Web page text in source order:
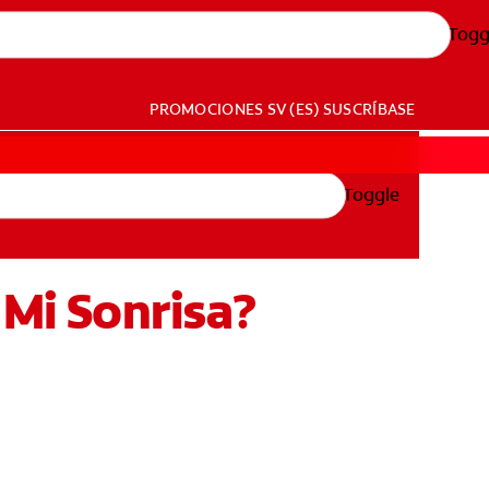
PROMOCIONES SV (ES) SUSCRÍBASE
Toggle
Sonrisa?